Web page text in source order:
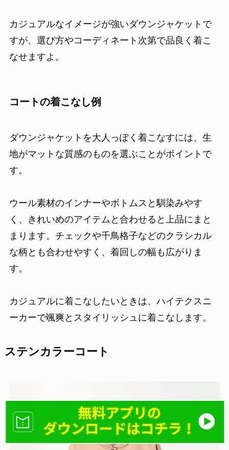
カジュアルなイメージが強いダウンジャケットで
すが、選び方やコーディネート次第で品良く着こ
なせますよ。
コートの着こなし例
ダウンジャケットを大人っぽく着こなすには、生
地がマットな質感のものを選ぶことがポイントで
す。
ウール素材のインナーやボトムスと馴染みやす
く、きれいめのアイテムと合わせると上品にまと
まります。チェックや千鳥格子などのクラシカル
な柄とも合わせやすく、着回しの幅も広がりま
す。
カジュアルに着こなしたいときは、ハイテクスニ
ーカーで颯爽とスタイリッシュに着こなします。
ステンカラーコート